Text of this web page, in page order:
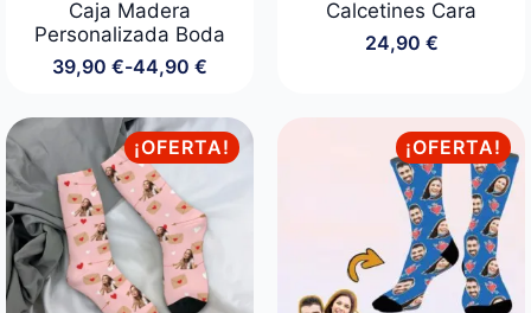
Caja Madera
Personalizada Boda
39,90 €-44,90 €
Rango
precios:
desde
39,90 €
hasta
44,90 €
Calcetines Cara
24,90 €
¡OFERTA! ¡OFERTA!